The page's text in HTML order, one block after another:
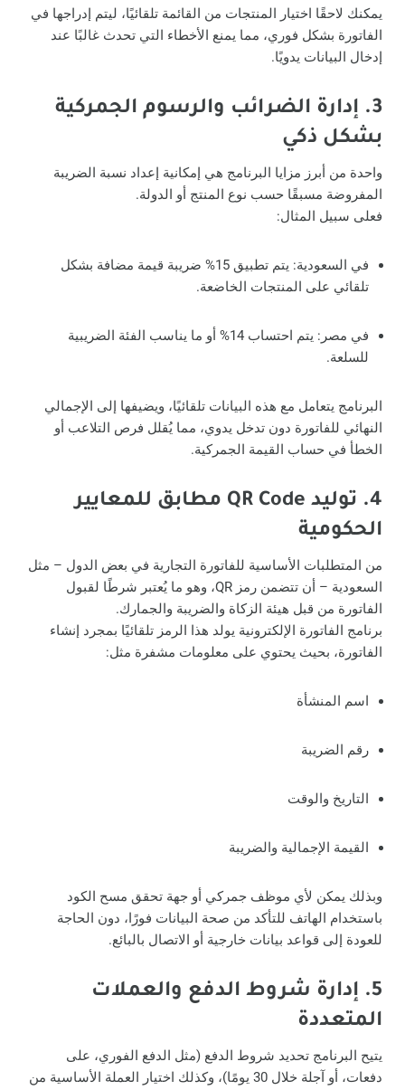
يمكنك لاحقًا اختيار المنتجات من القائمة تلقائيًا، ليتم إدراجها في
الفاتورة بشكل فوري، مما يمنع الأخطاء التي تحدث غالبًا عند
إدخال البيانات يدويًا.
3. إدارة الضرائب والرسوم الجمركية
بشكل ذكي
واحدة من أبرز مزايا البرنامج هي إمكانية إعداد نسبة الضريبة
المفروضة مسبقًا حسب نوع المنتج أو الدولة.
فعلى سبيل المثال:
في السعودية: يتم تطبيق 15% ضريبة قيمة مضافة بشكل
تلقائي على المنتجات الخاضعة.
في مصر: يتم احتساب 14% أو ما يناسب الفئة الضريبية
للسلعة.
البرنامج يتعامل مع هذه البيانات تلقائيًا، ويضيفها إلى الإجمالي
النهائي للفاتورة دون تدخل يدوي، مما يُقلل فرص التلاعب أو
الخطأ في حساب القيمة الجمركية.
4. توليد QR Code مطابق للمعايير
الحكومية
من المتطلبات الأساسية للفاتورة التجارية في بعض الدول – مثل
السعودية – أن تتضمن رمز QR، وهو ما يُعتبر شرطًا لقبول
الفاتورة من قبل هيئة الزكاة والضريبة والجمارك.
برنامج الفاتورة الإلكترونية يولد هذا الرمز تلقائيًا بمجرد إنشاء
الفاتورة، بحيث يحتوي على معلومات مشفرة مثل:
اسم المنشأة
رقم الضريبة
التاريخ والوقت
القيمة الإجمالية والضريبة
وبذلك يمكن لأي موظف جمركي أو جهة تحقق مسح الكود
باستخدام الهاتف للتأكد من صحة البيانات فورًا، دون الحاجة
للعودة إلى قواعد بيانات خارجية أو الاتصال بالبائع.
5. إدارة شروط الدفع والعملات
المتعددة
يتيح البرنامج تحديد شروط الدفع (مثل الدفع الفوري، على
دفعات، أو آجلة خلال 30 يومًا)، وكذلك اختيار العملة الأساسية من